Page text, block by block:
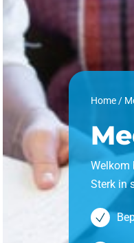
Home /
Welkom
Sterk in